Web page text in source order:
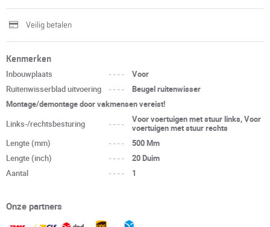
Veilig betalen
Kenmerken
Inbouwplaats ----
Voor
Ruitenwisserblad uitvoering
----
Beugel ruitenwisser
Montage/demontage door vakmensen vereist!
Links-/rechtsbesturing
----
Voor voertuigen met stuur links, Voor
voertuigen met stuur rechts
Lengte (mm)
----
500 Mm
Lengte (inch)
----
20 Duim
Aantal
---- 1
Onze partners